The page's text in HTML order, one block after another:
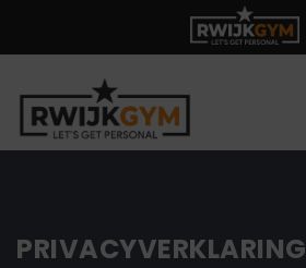
PRIVACYVERKLARING